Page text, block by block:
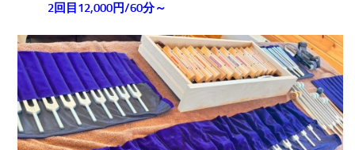
2回目12,000円/60分～